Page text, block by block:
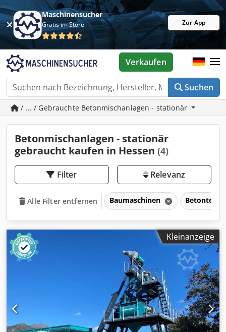
Maschinensucher
Gratis im Store Zur App
Suchen
Verkaufen
/ ... / Gebrauchte Betonmischanlagen - stationär
Betonmischanlagen - stationär
gebraucht kaufen in Hessen (4)
Filter Relevanz
Alle Filter entfernen Baumaschinen
Kleinanzeige